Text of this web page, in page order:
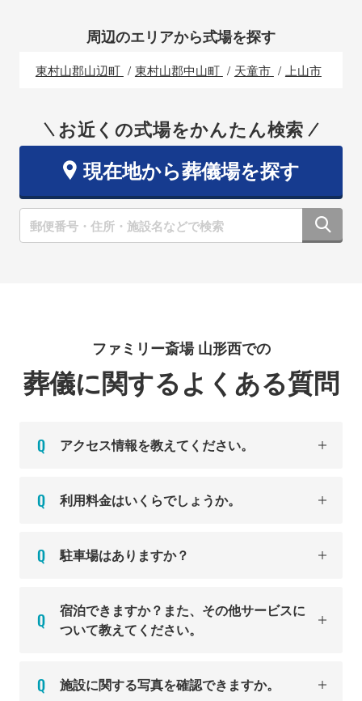
周辺のエリアから式場を探す
東村山郡山辺町 東村山郡中山町 天童市 上山市
お近くの式場をかんたん検索
現在地から葬儀場を探す
ファミリー斎場 山形西での
葬儀に関するよくある質問
アクセス情報を教えてください。
利用料金はいくらでしょうか。
駐車場はありますか？
宿泊できますか？また、その他サービスに
ついて教えてください。
施設に関する写真を確認できますか。